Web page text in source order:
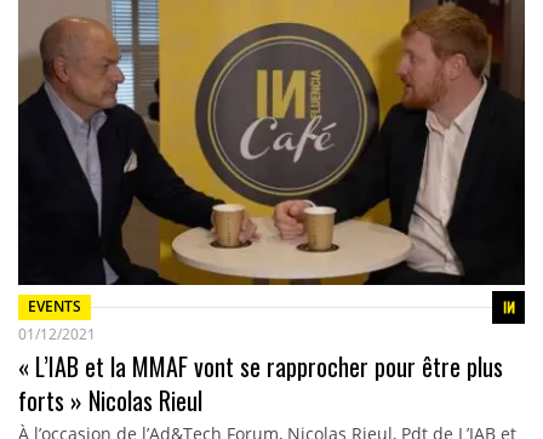
EVENTS
01/12/2021
« L’IAB et la MMAF vont se rapprocher pour être plus
forts » Nicolas Rieul
À l’occasion de l’Ad&Tech Forum, Nicolas Rieul, Pdt de L’IAB et